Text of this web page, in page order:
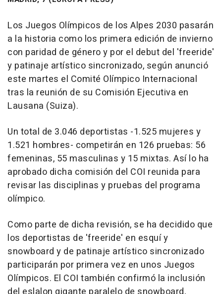
Los Juegos Olímpicos de los Alpes 2030 pasarán
a la historia como los primera edición de invierno
con paridad de género y por el debut del 'freeride'
y patinaje artístico sincronizado, según anunció
este martes el Comité Olímpico Internacional
tras la reunión de su Comisión Ejecutiva en
Lausana (Suiza).
Un total de 3.046 deportistas -1.525 mujeres y
1.521 hombres- competirán en 126 pruebas: 56
femeninas, 55 masculinas y 15 mixtas. Así lo ha
aprobado dicha comisión del COI reunida para
revisar las disciplinas y pruebas del programa
olímpico.
Como parte de dicha revisión, se ha decidido que
los deportistas de 'freeride' en esquí y
snowboard y de patinaje artístico sincronizado
participarán por primera vez en unos Juegos
Olímpicos. El COI también confirmó la inclusión